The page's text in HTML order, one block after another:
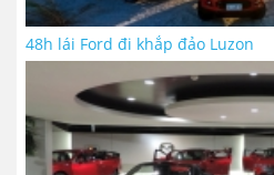
48h lái Ford đi khắp đảo Luzon